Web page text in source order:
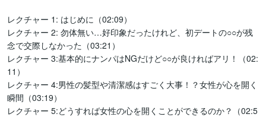
レクチャー 1: はじめに（02:09）
レクチャー 2: 勿体無い…好印象だったけれど、初デートの○○が残
念で交際しなかった（03:21）
レクチャー 3:基本的にナンパはNGだけど○○が良ければアリ！（02:
11）
レクチャー 4:男性の髪型や清潔感はすごく大事！？女性が心を開く
瞬間（03:19）
レクチャー 5:どうすれば女性の心を開くことができるのか？（02:5